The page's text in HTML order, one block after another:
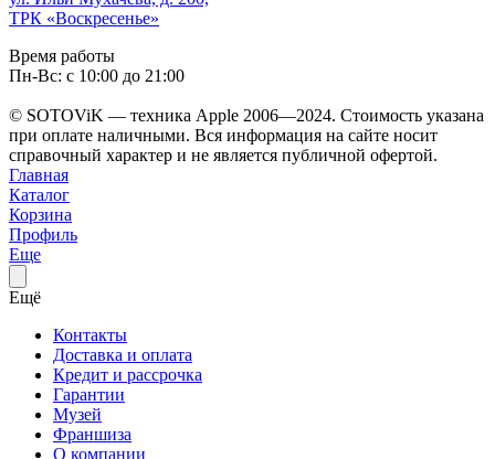
ТРК «Воскресенье»
Время работы
Пн-Вс: с 10:00 до 21:00
© SOTOViK — техника Apple 2006—2024. Стоимость указана
при оплате наличными. Вся информация на сайте носит
справочный характер и не является публичной офертой.
Главная
Каталог
Корзина
Профиль
Еще
Ещё
Контакты
Доставка и оплата
Кредит и рассрочка
Гарантии
Музей
Франшиза
О компании